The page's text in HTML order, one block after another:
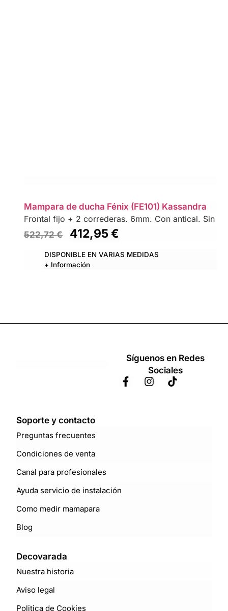
Mampara de ducha Fénix (FE101) Kassandra
Frontal fijo + 2 correderas. 6mm. Con antical. Sin
522,72€ 412,95€
DISPONIBLE EN VARIAS MEDIDAS
+ Información
Síguenos en Redes
Sociales
Soporte y contacto
Preguntas frecuentes
Condiciones de venta
Canal para profesionales
Ayuda servicio de instalación
Como medir mamapara
Blog
Decovarada
Nuestra historia
Aviso legal
Politica de Cookies